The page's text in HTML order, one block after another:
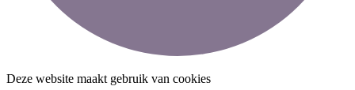
Deze website maakt gebruik van cookies